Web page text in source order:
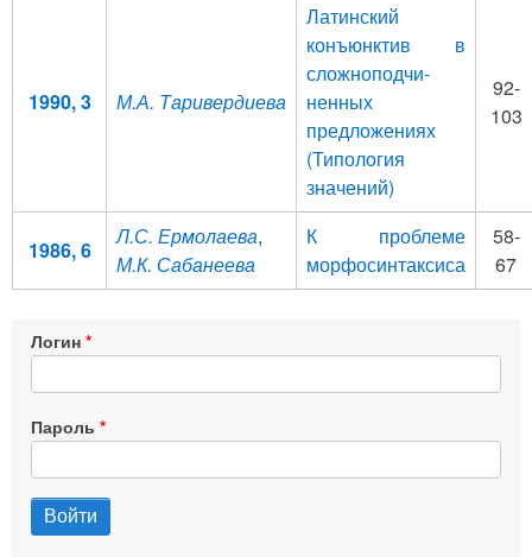
1990, 3 М.А. Таривердиева
Латинский
конъюнктив в
сложноподчи­
ненных
предложениях
(Типология
значений)
92-
103
1986, 6
Л.С. Ермолаева,
М.К. Сабанеева
К проблеме
морфосинтаксиса
58-
67
Логин
Пароль